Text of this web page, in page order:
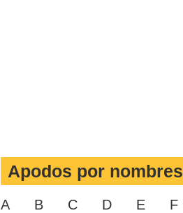
Apodos por nombres
A B C D E F